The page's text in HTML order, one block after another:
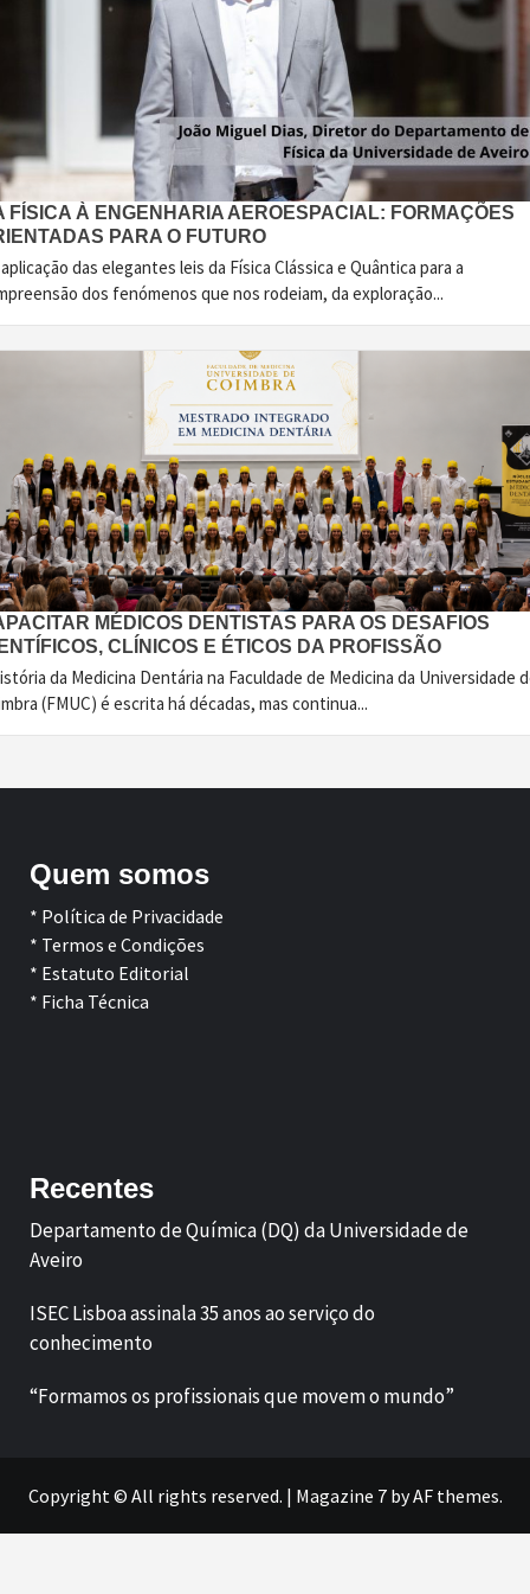
FÍSICA À ENGENHARIA AEROESPACIAL: FORMAÇÕES
PARA O FUTURO
das elegantes leis da Física Clássica e Quântica para a
dos fenómenos que nos rodeiam, da exploração...
MÉDICOS DENTISTAS PARA OS DESAFIOS
CLÍNICOS E ÉTICOS DA PROFISSÃO
da Medicina Dentária na Faculdade de Medicina da Universidade
(FMUC) é escrita há décadas, mas continua...
Quem somos
* Política de Privacidade
* Termos e Condições
* Estatuto Editorial
* Ficha Técnica
Recentes
Departamento de Química (DQ) da Universidade de
Aveiro
ISEC Lisboa assinala 35 anos ao serviço do
conhecimento
“Formamos os profissionais que movem o mundo”
Copyright © All rights reserved. | Magazine 7by AF themes.